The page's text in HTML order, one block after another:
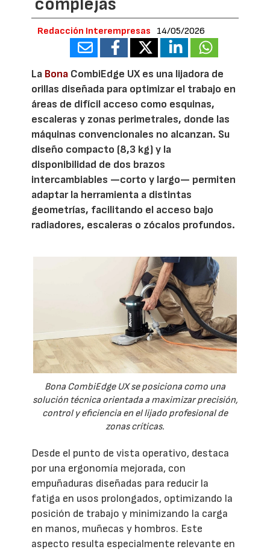
Redacción Interempresas 14/05/2026
La Bona CombiEdge UX es una lijadora de
orillas diseñada para optimizar el trabajo en
áreas de difícil acceso como esquinas,
escaleras y zonas perimetrales, donde las
máquinas convencionales no alcanzan. Su
diseño compacto (8,3 kg) y la
disponibilidad de dos brazos
intercambiables —corto y largo— permiten
adaptar la herramienta a distintas
geometrías, facilitando el acceso bajo
radiadores, escaleras o zócalos profundos.
Bona CombiEdge UX se posiciona como una
solución técnica orientada a maximizar precisión,
control y eficiencia en el lijado profesional de
zonas críticas.
Desde el punto de vista operativo, destaca
por una ergonomía mejorada, con
empuñaduras diseñadas para reducir la
fatiga en usos prolongados, optimizando la
posición de trabajo y minimizando la carga
en manos, muñecas y hombros. Este
aspecto resulta especialmente relevante en